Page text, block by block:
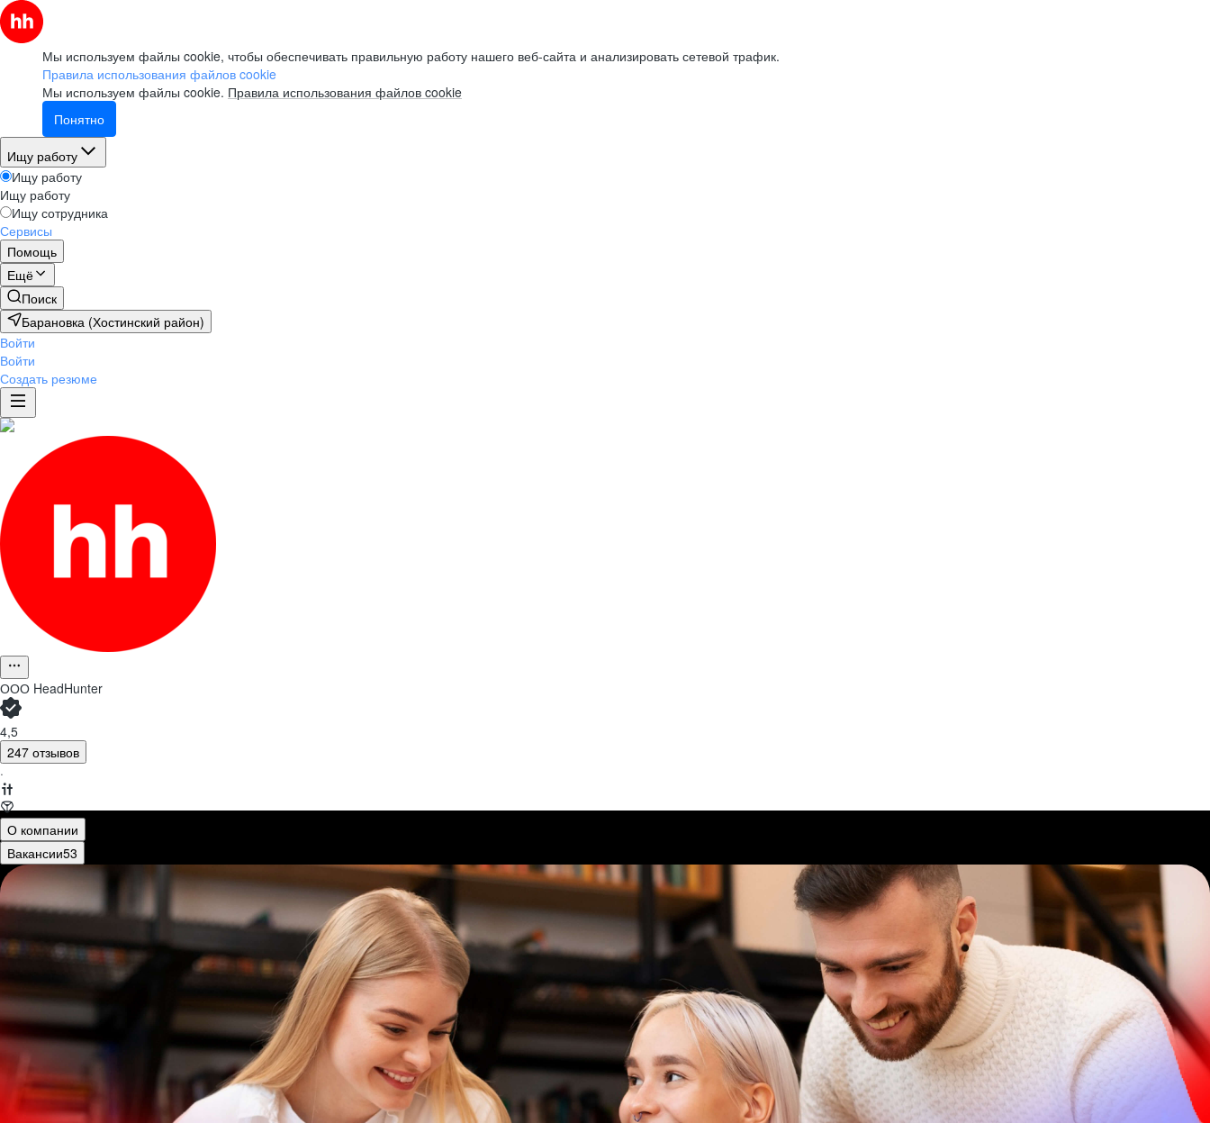
Мы используем файлы cookie, чтобы обеспечивать правильную работу нашего веб-сайта и анализировать сетевой трафик.
Правила использования файлов cookie
Мы используем файлы cookie. Правила использования файлов cookie
Понятно
Ищу работу
Ищу работу
Ищу работу
Ищу сотрудника
Сервисы
Помощь
Ещё
Поиск
Барановка (Хостинский район)
Войти
Войти
Создать резюме
ООО HeadHunter
4,5
247 отзывов
·
О компании
Вакансии53